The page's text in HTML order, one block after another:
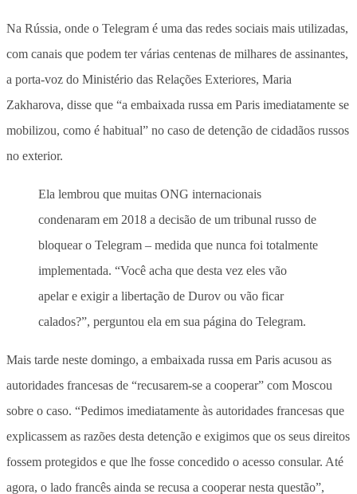
Na Rússia, onde o Telegram é uma das redes sociais mais utilizadas,
com canais que podem ter várias centenas de milhares de assinantes,
a porta-voz do Ministério das Relações Exteriores, Maria
Zakharova, disse que “a embaixada russa em Paris imediatamente se
mobilizou, como é habitual” no caso de detenção de cidadãos russos
no exterior.
Ela lembrou que muitas ONG internacionais
condenaram em 2018 a decisão de um tribunal russo de
bloquear o Telegram – medida que nunca foi totalmente
implementada. “Você acha que desta vez eles vão
apelar e exigir a libertação de Durov ou vão ficar
calados?”, perguntou ela em sua página do Telegram.
Mais tarde neste domingo, a embaixada russa em Paris acusou as
autoridades francesas de “recusarem-se a cooperar” com Moscou
sobre o caso. “Pedimos imediatamente às autoridades francesas que
explicassem as razões desta detenção e exigimos que os seus direitos
fossem protegidos e que lhe fosse concedido o acesso consular. Até
agora, o lado francês ainda se recusa a cooperar nesta questão”,